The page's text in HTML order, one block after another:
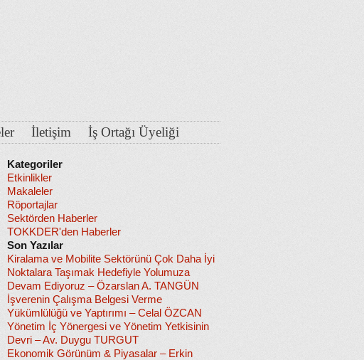
İletişim İş Ortağı Üyeliği
Kategoriler
Etkinlikler
Makaleler
Röportajlar
Sektörden Haberler
TOKKDER'den Haberler
Son Yazılar
Kiralama ve Mobilite Sektörünü Çok Daha İyi
Noktalara Taşımak Hedefiyle Yolumuza
Devam Ediyoruz – Özarslan A. TANGÜN
İşverenin Çalışma Belgesi Verme
Yükümlülüğü ve Yaptırımı – Celal ÖZCAN
Yönetim İç Yönergesi ve Yönetim Yetkisinin
Devri – Av. Duygu TURGUT
Ekonomik Görünüm & Piyasalar – Erkin